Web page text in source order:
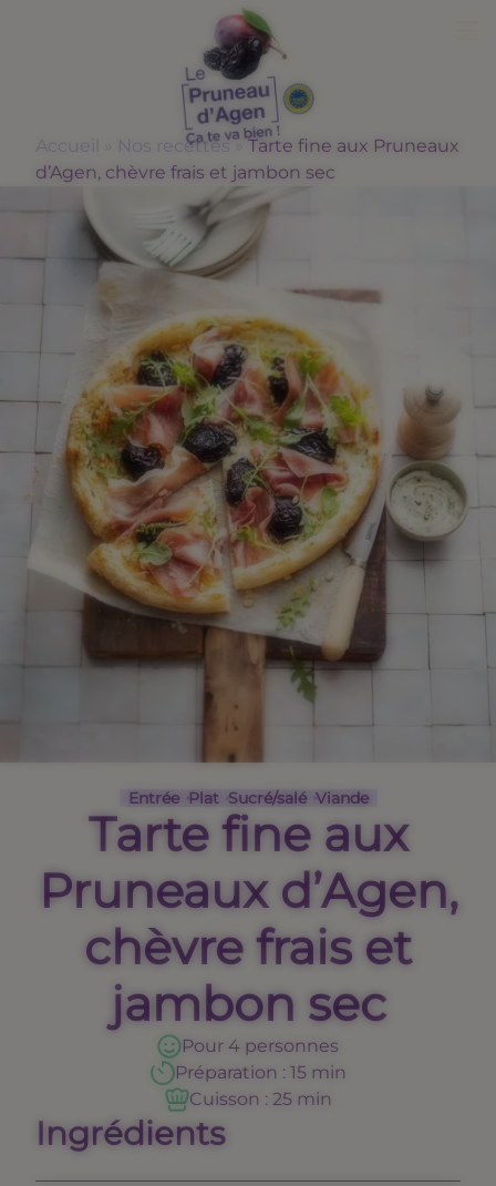
Accueil Nos recettes»Tarte fine aux Pruneaux
d’Agen, chèvre frais et jambon sec
Entrée Plat Sucré/salé Viande
Tarte fine aux
Pruneaux d’Agen,
chèvre frais et
jambon sec
Pour 4 personnes
Préparation : 15 min
Cuisson : 25 min
Ingrédients